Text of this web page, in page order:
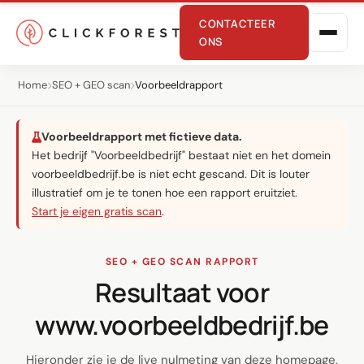
CONTACTEER
ONS
Online marketing
Voorbeeldrapport
Home SEO + GEO scan Voorbeeldrapport
Voorbeeldrapport met fictieve data.
Het bedrijf "Voorbeeldbedrijf" bestaat niet en het domein
voorbeeldbedrijf.be is niet echt gescand. Dit is louter
illustratief om je te tonen hoe een rapport eruitziet.
Start je eigen gratis scan.
SEO + GEO SCAN RAPPORT
Resultaat voor
www.voorbeeldbedrijf.be
Hieronder zie je de live nulmeting van deze homepage.